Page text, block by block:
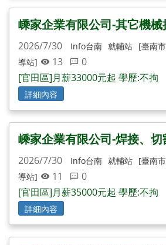
嵊家企業有限公司-其它機械
2026/7/30 Info台南 就輔站 [臺南
導站]
13
0
[官田區]月薪33000元起 學歷:不拘
詳細內容
嵊家企業有限公司-焊接、切
2026/7/30 Info台南 就輔站 [臺南
導站]
11
0
[官田區]月薪35000元起 學歷:不拘
詳細內容